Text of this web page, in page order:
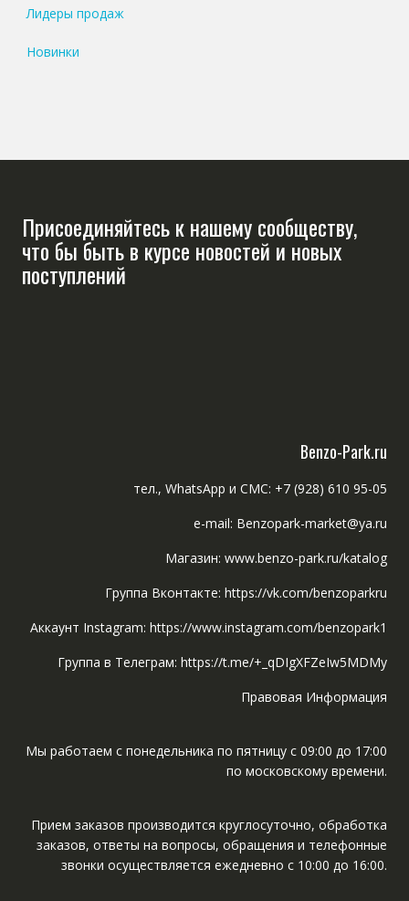
Лидеры продаж
Новинки
Присоединяйтесь к нашему сообществу,
что бы быть в курсе новостей и новых
поступлений
Benzo-Park.ru
тел., WhatsApp и СМС: +7 (928) 610 95-05
e-mail: Benzopark-market@ya.ru
Магазин: www.benzo-park.ru/katalog
Группа Вконтакте: https://vk.com/benzoparkru
Аккаунт Instagram: https://www.instagram.com/benzopark1
Группа в Телеграм: https://t.me/+_qDIgXFZeIw5MDMy
Правовая Информация
Мы работаем с понедельника по пятницу с 09:00 до 17:00
по московскому времени.
Прием заказов производится круглосуточно, обработка
заказов, ответы на вопросы, обращения и телефонные
звонки осуществляется ежедневно с 10:00 до 16:00.